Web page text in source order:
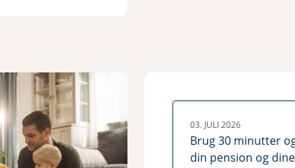
03. JULI 2026
Brug 30 minutter
din pension og